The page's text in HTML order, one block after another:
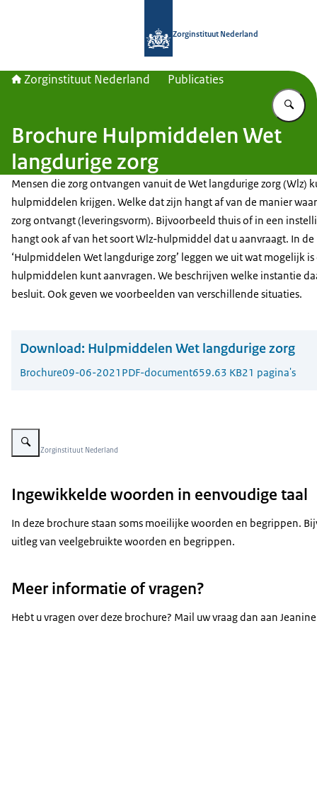
Zorginstituut Nederland
Zorginstituut Nederland Publicaties
Brochure Hulpmiddelen Wet
langdurige zorg
Mensen die zorg ontvangen vanuit de Wet langdurige zorg (Wlz)
hulpmiddelen krijgen. Welke dat zijn hangt af van de manier
zorg ontvangt (leveringsvorm). Bijvoorbeeld thuis of in een
hangt ook af van het soort Wlz-hulpmiddel dat u aanvraagt. In
‘Hulpmiddelen Wet langdurige zorg’ leggen we uit wat mogelijk is
hulpmiddelen kunt aanvragen. We beschrijven welke instantie
besluit. Ook geven we voorbeelden van verschillende situaties.
Download: Hulpmiddelen Wet langdurige zorg
Brochure09-06-2021 PDF-document659.63 KB21 pagina's
Vergroot afbeelding Handreiking Hulpmiddelen Wlz - uitleg in eenvoudige
Beeld: © Zorginstituut Nederland
Ingewikkelde woorden in eenvoudige taal
In deze brochure staan soms moeilijke woorden en begrippen.
uitleg van veelgebruikte woorden en begrippen.
Meer informatie of vragen?
Hebt u vragen over deze brochure? Mail uw vraag dan aan